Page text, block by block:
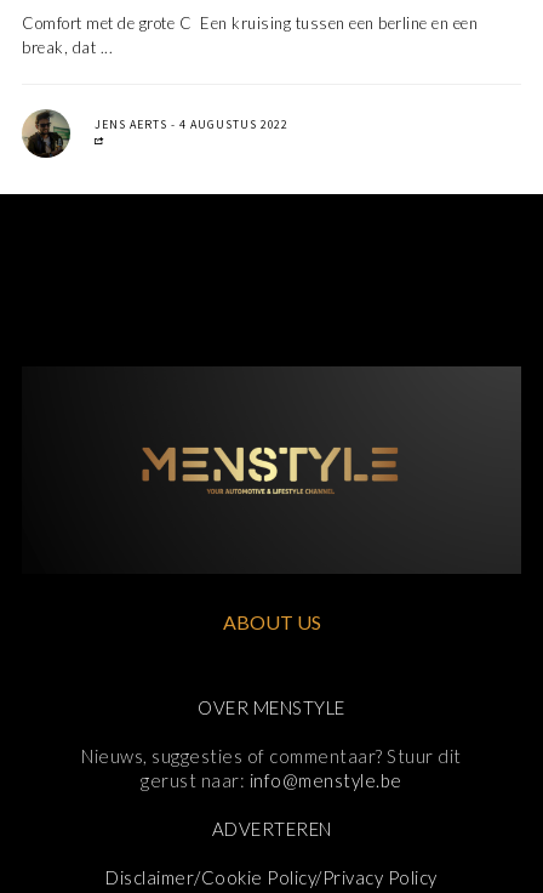
Comfort met de grote C Een kruising tussen een berline en een
break, dat ...
JENS AERTS 4 AUGUSTUS 2022
ABOUT US
OVER MENSTYLE
Nieuws, suggesties of commentaar? Stuur dit
gerust naar: info@menstyle.be
ADVERTEREN
Disclaimer/Cookie Policy/Privacy Policy